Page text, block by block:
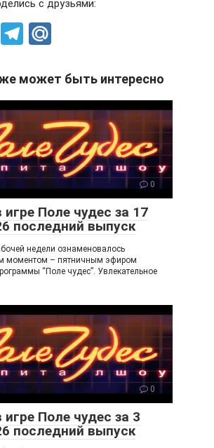
с друзьями:
Vi T
e
gr
a
m
.R
u
может быть интересно
0
Поле чудес за 17
последний выпуск
недели ознаменовалось
моментом – пятничным эфиром
“Поле чудес”. Увлекательное
0
Поле чудес за 3
последний выпуск